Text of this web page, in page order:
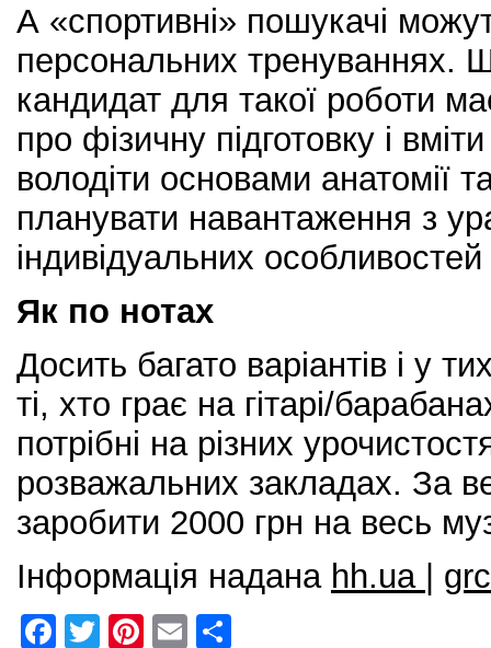
А «спортивні» пошукачі
персональних тренуваннях.
кандидат для такої роботи
про фізичну підготовку і
володіти основами анатомії
планувати навантаження з
індивідуальних особливостей
Як по нотах
Досить багато варіантів і у
ті, хто грає на гітарі/
потрібні на різних
розважальних закладах. За
заробити 2000 грн на весь
Інформація надана hh.ua | grc
F
T
Pi
E